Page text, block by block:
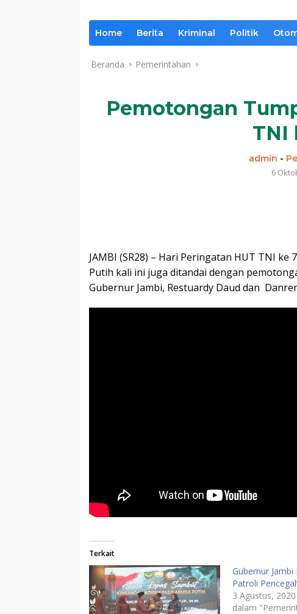
Home Berita Kriminal Politik
Beranda Pemerintahan
Pemotongan
TNI
admin -
6
JAMBI (SR28) – Hari Peringatan HUT TNI
Putih kali ini juga ditandai dengan
Gubernur Jambi, Restuardy Daud dan
Terkait
Gubernur
Patroli
3 Agustus, 2020
dalam